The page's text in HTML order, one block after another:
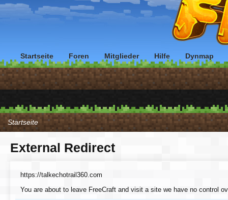
Startseite
External Redirect
https://talkechotrail360.com
You are about to leave FreeCraft and visit a site we have no control
Startseite Foren Mitglieder Hilfe Dynmap